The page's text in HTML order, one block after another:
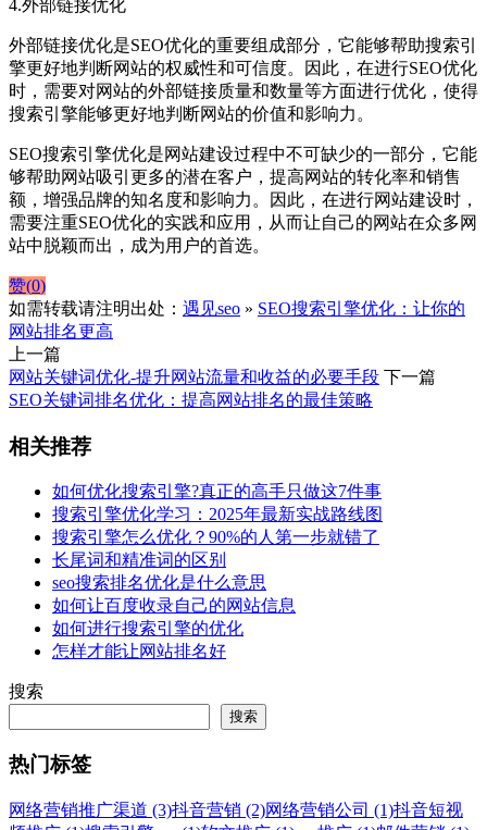
4.外部链接优化
外部链接优化是SEO优化的重要组成部分，它能够帮助搜索引
擎更好地判断网站的权威性和可信度。因此，在进行SEO优化
时，需要对网站的外部链接质量和数量等方面进行优化，使得
搜索引擎能够更好地判断网站的价值和影响力。
SEO搜索引擎优化是网站建设过程中不可缺少的一部分，它能
够帮助网站吸引更多的潜在客户，提高网站的转化率和销售
额，增强品牌的知名度和影响力。因此，在进行网站建设时，
需要注重SEO优化的实践和应用，从而让自己的网站在众多网
站中脱颖而出，成为用户的首选。
赞(0)
如需转载请注明出处： 遇见seo » SEO搜索引擎优化：让你的
网站排名更高
上一篇
网站关键词优化-提升网站流量和收益的必要手段 下一篇
SEO关键词排名优化：提高网站排名的最佳策略
相关推荐
如何优化搜索引擎?真正的高手只做这7件事
搜索引擎优化学习：2025年最新实战路线图
搜索引擎怎么优化？90%的人第一步就错了
长尾词和精准词的区别
seo搜索排名优化是什么意思
如何让百度收录自己的网站信息
如何进行搜索引擎的优化
怎样才能让网站排名好
搜索
搜索
热门标签
网络营销推广渠道 (3)抖音营销 (2)网络营销公司 (1)抖音短视